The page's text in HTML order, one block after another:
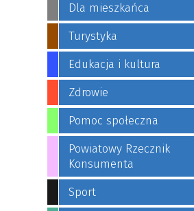
Dla mieszkańca
Turystyka
Edukacja i kultura
Zdrowie
Pomoc społeczna
Powiatowy Rzecznik
Konsumenta
Sport